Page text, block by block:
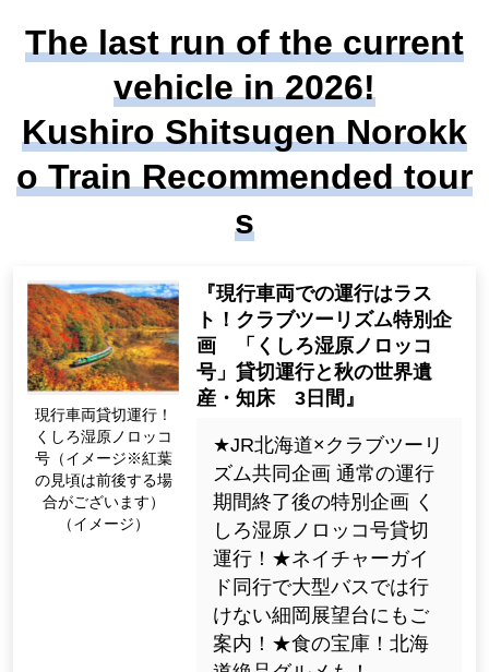
The last run of the current
vehicle in 2026!
Kushiro Shitsugen Norokk
o Train Recommended tour
s
現行車両貸切運行！
くしろ湿原ノロッコ
号（イメージ※紅葉
の見頃は前後する場
合がございます）
（イメージ）
『現行車両での運行はラス
ト！クラブツーリズム特別企
画 「くしろ湿原ノロッコ
号」貸切運行と秋の世界遺
産・知床 3日間』
★JR北海道×クラブツーリ
ズム共同企画 通常の運行
期間終了後の特別企画 く
しろ湿原ノロッコ号貸切
運行！★ネイチャーガイ
ド同行で大型バスでは行
けない細岡展望台にもご
案内！★食の宝庫！北海